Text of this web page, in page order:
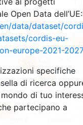
Open Data dell’UE:
data/dataset/
cordis-eu-
europe-2021-2027
specifiche
di ricerca
di tuo
partecipano a
1362
3259